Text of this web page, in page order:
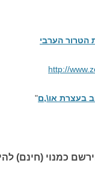
הטרור הערבי
http://
בעצרת או\,ם"
כמנוי (חינם)